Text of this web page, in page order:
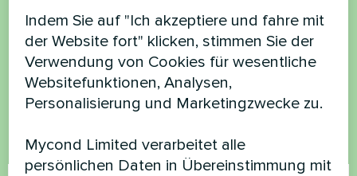
Möchten Sie kaufen oder
haben Sie Fragen?
Kontaktieren Sie uns und wir werden Ihnen
helfen
Name
Indem Sie auf "Ich akzeptiere und fahre mit
der Website fort" klicken, stimmen Sie der
Verwendung von Cookies für wesentliche
Websitefunktionen, Analysen,
Personalisierung und Marketingzwecke zu.
Mycond Limited verarbeitet alle
persönlichen Daten in Übereinstimmung mit